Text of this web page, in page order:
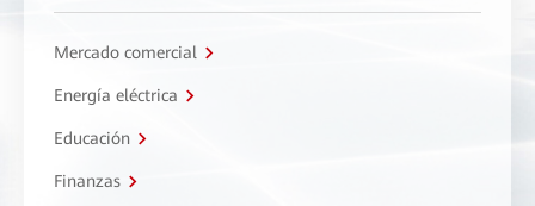
Mercado comercial
Energía eléctrica
Educación
Finanzas